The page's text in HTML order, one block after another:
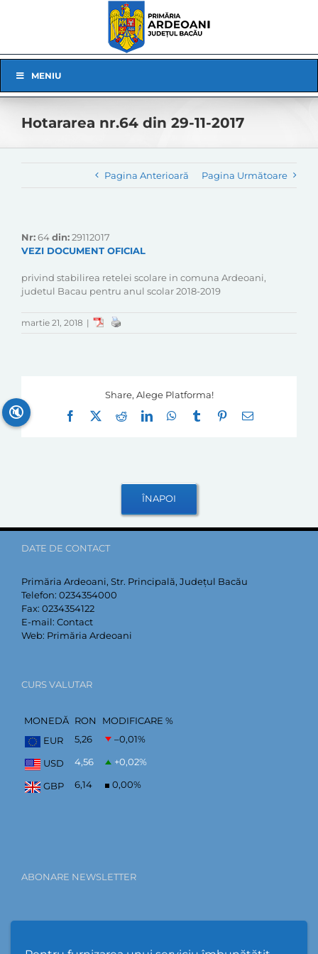
Navigation
MENIU
Hotararea nr.64 din 29-11-2017
Pagina Anterioară Pagina Următoare
Nr:64din:29112017
VEZI DOCUMENT OFICIAL
privind stabilirea retelei scolare in comuna Ardeoani,
judetul Bacau pentru anul scolar 2018-2019
martie 21, 2018 |
Share, Alege Platforma!
Facebook
RedditLinkedInWhatsApp
Tumblr Pinterest
E-
DATE DE CONTACT
Primăria Ardeoani, Str. Principală, Județul Bacău
Telefon: 0234354000
Fax: 0234354122
E-mail: Contact
Web: Primăria Ardeoani
CURS VALUTAR
MONEDĂ RON
MODIFICARE %
EUR
5,26 –0,01%
USD 4,56 +0,02%
GBP 6,14 0,00%
ABONARE NEWSLETTER
🔇